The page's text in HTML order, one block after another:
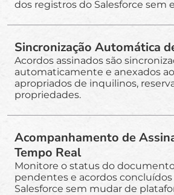
dos registros do Salesforce sem
Sincronização Automática
Acordos assinados são
automaticamente e anexados
apropriados de inquilinos,
propriedades.
Acompanhamento de
Tempo Real
Monitore o status do
pendentes e acordos
Salesforce sem mudar de